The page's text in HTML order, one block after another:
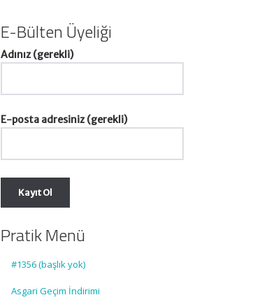
E-Bülten Üyeliği
Adınız (gerekli)
E-posta adresiniz (gerekli)
Pratik Menü
#1356 (başlık yok)
Asgari Geçim İndirimi